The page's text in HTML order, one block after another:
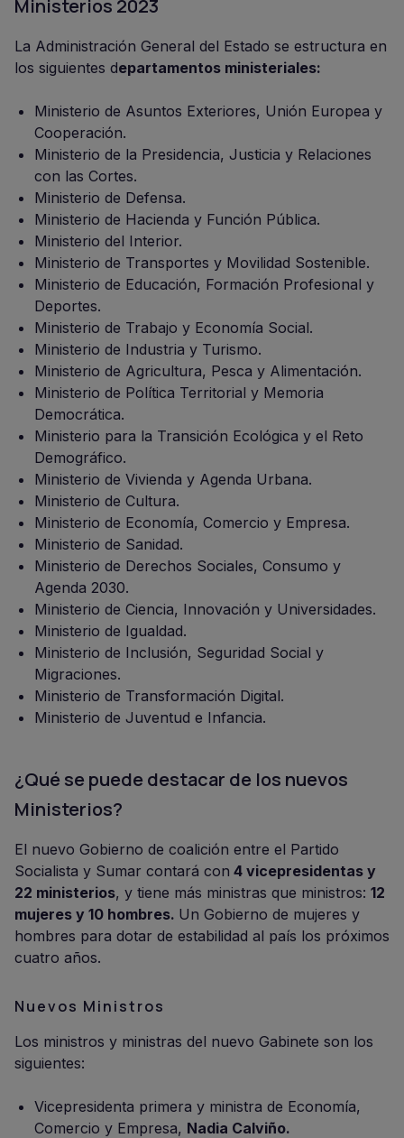
Ministerios 2023
La Administración General del Estado se estructura en
los siguientes departamentos ministeriales:
Ministerio de Asuntos Exteriores, Unión Europea y
Cooperación.
Ministerio de la Presidencia, Justicia y Relaciones
con las Cortes.
Ministerio de Defensa.
Ministerio de Hacienda y Función Pública.
Ministerio del Interior.
Ministerio de Transportes y Movilidad Sostenible.
Ministerio de Educación, Formación Profesional y
Deportes.
Ministerio de Trabajo y Economía Social.
Ministerio de Industria y Turismo.
Ministerio de Agricultura, Pesca y Alimentación.
Ministerio de Política Territorial y Memoria
Democrática.
Ministerio para la Transición Ecológica y el Reto
Demográfico.
Ministerio de Vivienda y Agenda Urbana.
Ministerio de Cultura.
Ministerio de Economía, Comercio y Empresa.
Ministerio de Sanidad.
Ministerio de Derechos Sociales, Consumo y
Agenda 2030.
Ministerio de Ciencia, Innovación y Universidades.
Ministerio de Igualdad.
Ministerio de Inclusión, Seguridad Social y
Migraciones.
Ministerio de Transformación Digital.
Ministerio de Juventud e Infancia.
¿Qué se puede destacar de los nuevos
Ministerios?
El nuevo Gobierno de coalición entre el Partido
Socialista y Sumar contará con 4 vicepresidentas y
22 ministerios, y tiene más ministras que ministros: 12
mujeres y 10 hombres. Un Gobierno de mujeres y
hombres para dotar de estabilidad al país los próximos
cuatro años.
Nuevos Ministros
Los ministros y ministras del nuevo Gabinete son los
siguientes:
Vicepresidenta primera y ministra de Economía,
Comercio y Empresa, Nadia Calviño.